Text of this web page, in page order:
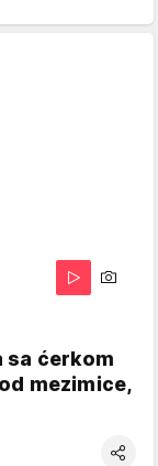
sa ćerkom
mezimice,